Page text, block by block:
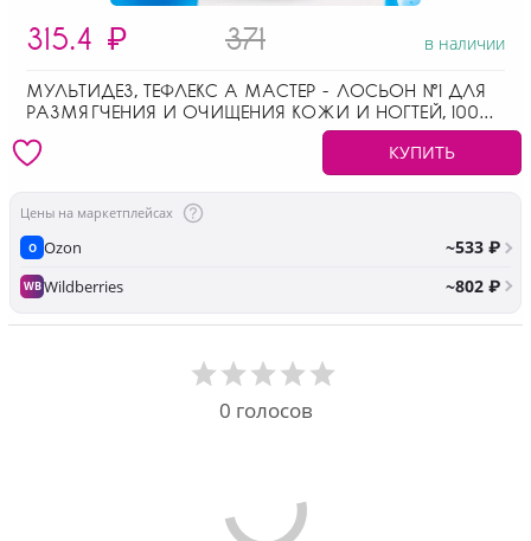
315.4 ₽ 371 в наличии
МУЛЬТИДЕЗ, ТЕФЛЕКС А МАСТЕР - ЛОСЬОН №1 ДЛЯ
РАЗМЯГЧЕНИЯ И ОЧИЩЕНИЯ КОЖИ И НОГТЕЙ, 100
КУПИТЬ
Цены на маркетплейсах
O Ozon ~533 ₽
WBWildberries ~802 ₽
0 голосов